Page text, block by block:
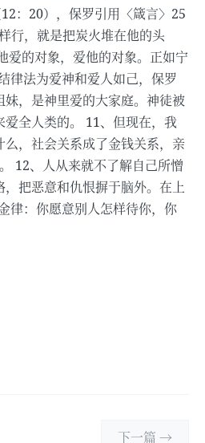
：20），保罗引用〈箴言〉25
行，就是把炭火堆在他的头
爱的对象，爱他的对象。正如宁
律法为爱神和爱人如己，保罗
，是神里爱的大家庭。神徒被
全人类的。 11、但现在，我
，社会关系成了金钱关系，亲
12、人从来就不了解自己所憎
把恶意和仇恨摒于脑外。在上
律：你愿意别人怎样待你，你
下一篇 →